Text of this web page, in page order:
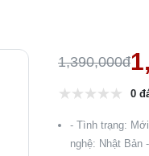
1,390,000đ
0
- Tình trạng:
nghệ: Nhật Bản